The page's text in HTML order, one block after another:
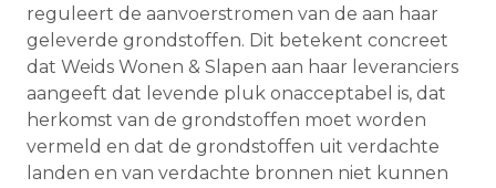
reguleert de aanvoerstromen van de aan haar
geleverde grondstoffen. Dit betekent concreet
dat Weids Wonen & Slapen aan haar leveranciers
aangeeft dat levende pluk onacceptabel is, dat
herkomst van de grondstoffen moet worden
vermeld en dat de grondstoffen uit verdachte
landen en van verdachte bronnen niet kunnen